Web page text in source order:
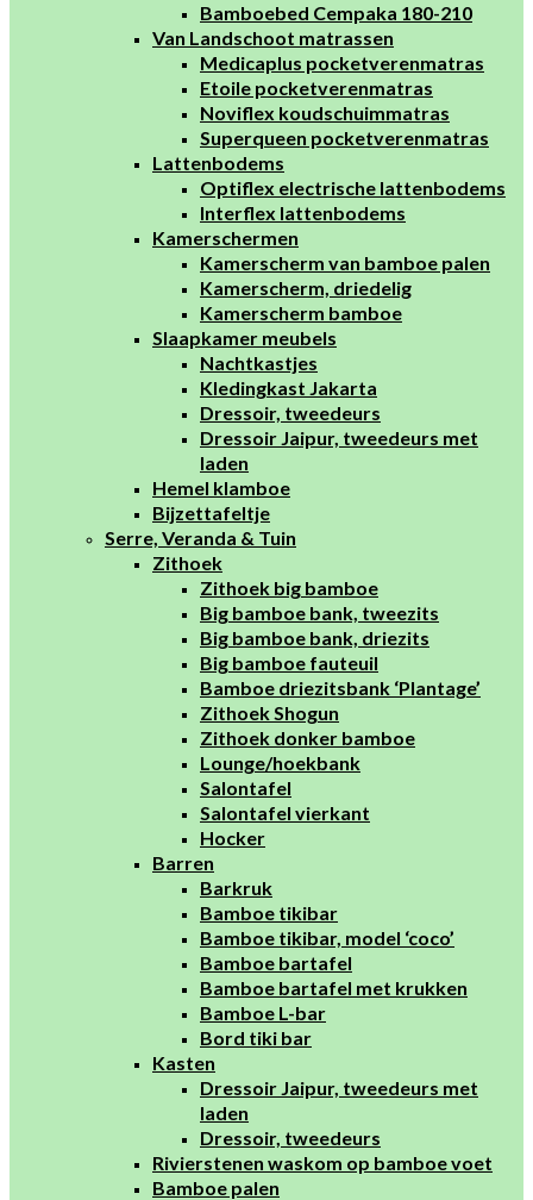
Bamboebed Cempaka 180-210
Van Landschoot matrassen
Medicaplus pocketverenmatras
Etoile pocketverenmatras
Noviflex koudschuimmatras
Superqueen pocketverenmatras
Lattenbodems
Optiflex electrische lattenbodems
Interflex lattenbodems
Kamerschermen
Kamerscherm van bamboe palen
Kamerscherm, driedelig
Kamerscherm bamboe
Slaapkamer meubels
Nachtkastjes
Kledingkast Jakarta
Dressoir, tweedeurs
Dressoir Jaipur, tweedeurs met
laden
Hemel klamboe
Bijzettafeltje
Serre, Veranda & Tuin
Zithoek
Zithoek big bamboe
Big bamboe bank, tweezits
Big bamboe bank, driezits
Big bamboe fauteuil
Bamboe driezitsbank ‘Plantage’
Zithoek Shogun
Zithoek donker bamboe
Lounge/hoekbank
Salontafel
Salontafel vierkant
Hocker
Barren
Barkruk
Bamboe tikibar
Bamboe tikibar, model ‘coco’
Bamboe bartafel
Bamboe bartafel met krukken
Bamboe L-bar
Bord tiki bar
Kasten
Dressoir Jaipur, tweedeurs met
laden
Dressoir, tweedeurs
Rivierstenen waskom op bamboe voet
Bamboe palen